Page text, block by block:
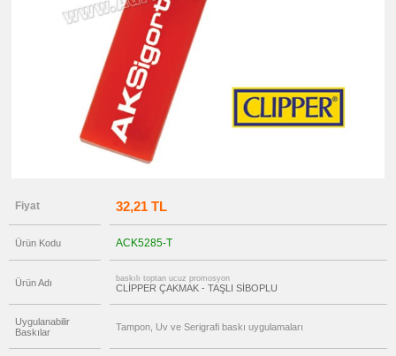
Fiyat 32,21 TL
Ürün Kodu ACK5285-T
Ürün Adı baskılı toptan ucuz promosyon
CLİPPER ÇAKMAK - TAŞLI SİBOPLU
Uygulanabilir
Baskılar
Tampon, Uv ve Serigrafi baskı uygulamaları
Tablası
Organizer
promosyon
Geri
Dönüşümlü
Ürünler
promosyon
Hesap